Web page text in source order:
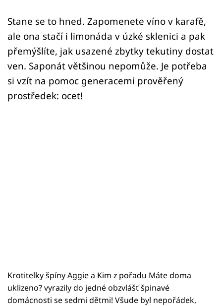
Stane se to hned. Zapomenete víno v karafě,
ale ona stačí i limonáda v úzké sklenici a pak
přemýšlíte, jak usazené zbytky tekutiny dostat
ven. Saponát většinou nepomůže. Je potřeba
si vzít na pomoc generacemi prověřený
prostředek: ocet!
Krotitelky špíny Aggie a Kim z pořadu Máte doma
uklizeno? vyrazily do jedné obzvlášť špinavé
domácnosti se sedmi dětmi! Všude byl nepořádek,